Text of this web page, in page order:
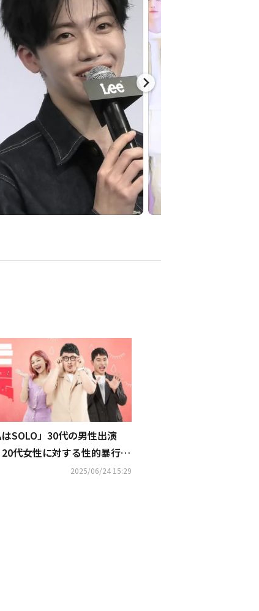
はSOLO」30代の男性出演
代女性に対する性的暴行の
2025/06/24 15:29